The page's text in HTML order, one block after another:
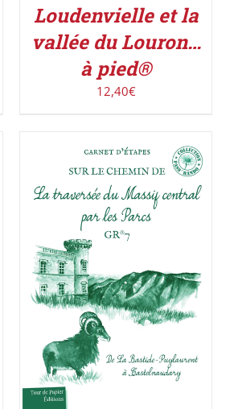
Loudenvielle et la
vallée du Louron…
à pied®
12,40€
ACHETER LE PRODUIT
/
DÉTAILS